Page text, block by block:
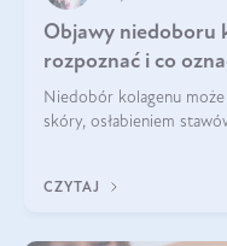
Objawy niedoboru
rozpoznać i co
Niedobór kolagenu
skóry, osłabieniem
osłabienie włosów.
CZYTAJ